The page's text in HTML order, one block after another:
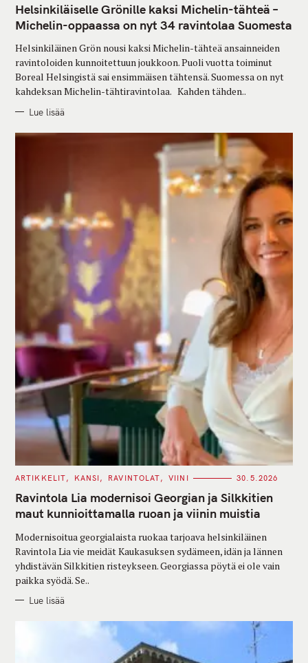
T
E
G
O
I
S
Helsinkiläiselle Grönille kaksi Michelin-tähteä –
Michelin-oppaassa on nyt 34 ravintolaa Suomesta
Helsinkiläinen Grön nousi kaksi Michelin-tähteä ansainneiden
ravintoloiden kunnoitettuun joukkoon. Puoli vuotta toiminut
Boreal Helsingistä sai ensimmäisen tähtensä. Suomessa on nyt
kahdeksan Michelin-tähtiravintolaa. Kahden tähden..
Lue lisää
C
T
E
G
O
I
E
S
ARTIKKELIT KANSI RAVINTOLAT VIINI 30.5.2026
Ravintola Lia modernisoi Georgian ja Silkkitien
maut kunnioittamalla ruoan ja viinin muistia
Modernisoitua georgialaista ruokaa tarjoava helsinkiläinen
Ravintola Lia vie meidät Kaukasuksen sydämeen, idän ja lännen
yhdistävän Silkkitien risteykseen. Georgiassa pöytä ei ole vain
paikka syödä. Se..
Lue lisää